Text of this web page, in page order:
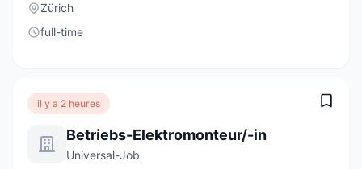
Zürich
full-time
il y a 2 heures
Betriebs-Elektromonteur/-in
Universal-Job